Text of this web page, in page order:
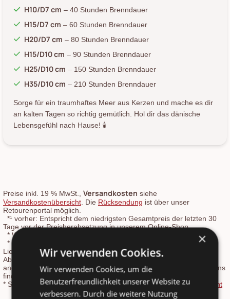
H10/D7 cm – 40 Stunden Brenndauer
H15/D7 cm – 60 Stunden Brenndauer
H20/D7 cm – 80 Stunden Brenndauer
H15/D10 cm – 90 Stunden Brenndauer
H25/D10 cm – 150 Stunden Brenndauer
H35/D10 cm – 210 Stunden Brenndauer
Sorge für ein traumhaftes Meer aus Kerzen und mache es dir
an kalten Tagen so richtig gemütlich. Hol dir das dänische
Lebensgefühl nach Hause! 🕯️
Preise inkl. 19 % MwSt., Versandkosten siehe
Versandkostenübersicht. Die Rücksendung ist über unser
Retourenportal möglich.
*¹ vorher: Entspricht dem niedrigsten Gesamtpreis der letzten 30
Tage vor der Preisherabsetzung in unserem Online-Shop.
* Werktage: Montag bis Freitag
*Lieferzeit ab Versand: 1-2 Werktage Paketlaufzeit. Gilt für
Lieferungen nach Deutschland. Speditionsartikel werden nach
Absprache geliefert, Sendungslaufzeit 4-6 Tage. Lieferzeiten für
andere Länder und Informationen zur Berechnung des Liefertermins
finden Sie in unserer Versandkosten- und Lieferzeiten-Übersicht
* Speditionsartikel: Speditionskosten: sieheVersandkostenübersicht
×
Wir verwenden Cookies.
Wir verwenden Cookies, um die
Benutzerfreundlichkeit unserer Website zu
verbessern. Durch die weitere Nutzung